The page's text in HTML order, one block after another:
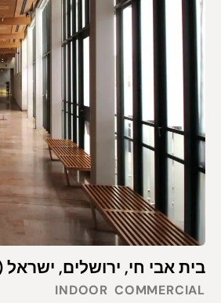
בית אבי חי, ירושלים, ישראל
COMMERCIAL
INDOOR